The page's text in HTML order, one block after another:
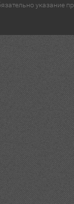
указание